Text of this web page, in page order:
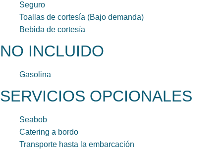
Seguro
Toallas de cortesía (Bajo demanda)
Bebida de cortesía
NO INCLUIDO
Gasolina
SERVICIOS OPCIONALES
Seabob
Catering a bordo
Transporte hasta la embarcación